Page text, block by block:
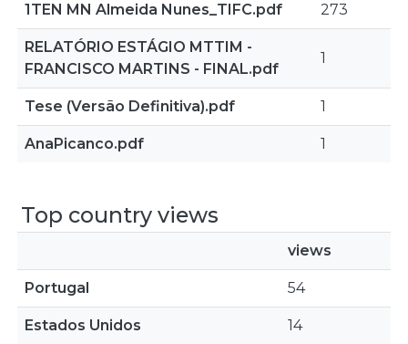
1TEN MN Almeida Nunes_TIFC.pdf 273
RELATÓRIO ESTÁGIO MTTIM -
FRANCISCO MARTINS - FINAL.pdf
1
Tese (Versão Definitiva).pdf 1
AnaPicanco.pdf 1
Top country views
views
Portugal 54
Estados Unidos 14